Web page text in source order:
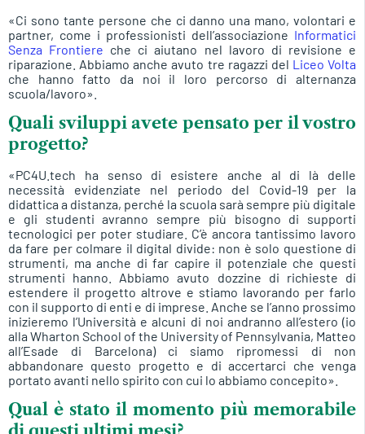
«Ci sono tante persone che ci danno una mano, volontari e
partner, come i professionisti dell’associazione Informatici
Senza Frontiere che ci aiutano nel lavoro di revisione e
riparazione. Abbiamo anche avuto tre ragazzi del Liceo Volta
che hanno fatto da noi il loro percorso di alternanza
scuola/lavoro».
Quali sviluppi avete pensato per il vostro
progetto?
«PC4U.tech ha senso di esistere anche al di là delle
necessità evidenziate nel periodo del Covid-19 per la
didattica a distanza, perché la scuola sarà sempre più digitale
e gli studenti avranno sempre più bisogno di supporti
tecnologici per poter studiare. C’è ancora tantissimo lavoro
da fare per colmare il digital divide: non è solo questione di
strumenti, ma anche di far capire il potenziale che questi
strumenti hanno. Abbiamo avuto dozzine di richieste di
estendere il progetto altrove e stiamo lavorando per farlo
con il supporto di enti e di imprese. Anche se l’anno prossimo
inizieremo l’Università e alcuni di noi andranno all’estero (io
alla Wharton School of the University of Pennsylvania, Matteo
all’Esade di Barcelona) ci siamo ripromessi di non
abbandonare questo progetto e di accertarci che venga
portato avanti nello spirito con cui lo abbiamo concepito».
Qual è stato il momento più memorabile